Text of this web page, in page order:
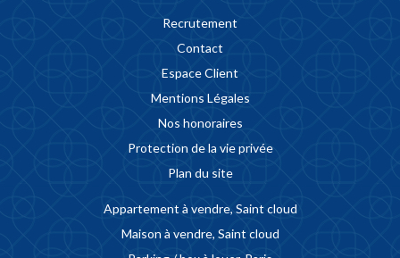
Recrutement
Contact
Espace Client
Mentions Légales
Nos honoraires
Protection de la vie privée
Plan du site
Appartement à vendre, Saint cloud
Maison à vendre, Saint cloud